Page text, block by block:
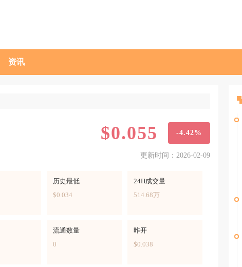
资讯
$0.055 -4.42%
更新时间：2026-02-09
历史最低
$0.034
24H成交量
514.68万
流通数量
0
昨开
$0.038